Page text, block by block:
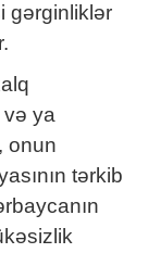
gərginliklər
və ya
onun
tərkib